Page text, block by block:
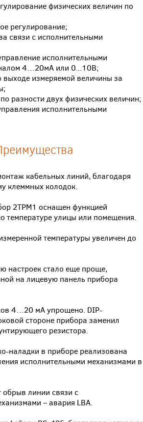
физических величин по
регулирование;
связи с исполнительными
исполнительными
4…20мА или 0...10В;
выходе измеряемой величины за
разности двух физических величин;
исполнительными
кабельных линий, благодаря
клеммных колодок.
2ТРМ1 оснащен функцией
температуре улицы или помещения.
температуры увеличен до
настроек стало еще проще,
на лицевую панель прибора
4…20 мА упрощено. DIP-
стороне прибора заменил
резистора.
наладки в приборе реализована
исполнительными механизмами в
линии связи с
– авария LBA.